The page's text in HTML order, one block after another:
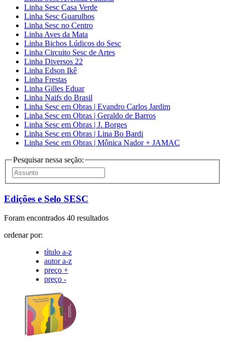
Linha Sesc Casa Verde
Linha Sesc Guarulhos
Linha Sesc no Centro
Linha Aves da Mata
Linha Bichos Lúdicos do Sesc
Linha Circuito Sesc de Artes
Linha Diversos 22
Linha Edson Ikê
Linha Frestas
Linha Gilles Eduar
Linha Naifs do Brasil
Linha Sesc em Obras | Evandro Carlos Jardim
Linha Sesc em Obras | Geraldo de Barros
Linha Sesc em Obras | J. Borges
Linha Sesc em Obras | Lina Bo Bardi
Linha Sesc em Obras | Mônica Nador + JAMAC
Pesquisar nessa seção:
Edições e Selo SESC
Foram encontrados 40 resultados
ordenar por:
título a-z
autor a-z
preço +
preço -